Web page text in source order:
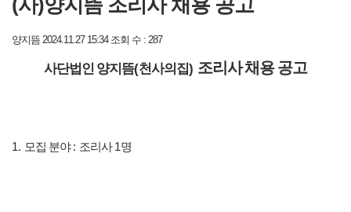
(사)양지뜸 조리사 채용 공고
양지뜸 2024.11.27 15:34 조회 수 : 287
사단법인 양지뜸(천사의집) 조리사채용 공고
1. 모집 분야: 조리사1명